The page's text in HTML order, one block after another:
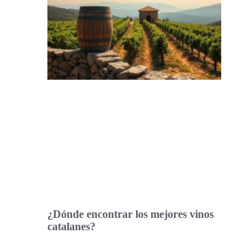
¿Dónde encontrar los mejores vinos
catalanes?